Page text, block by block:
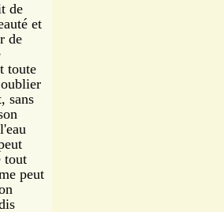
de
et
de
toute
sans
tout
peut